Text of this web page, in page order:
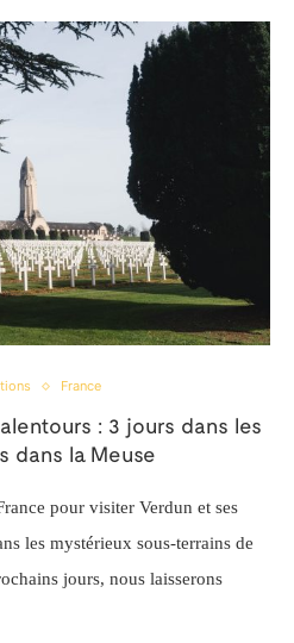
France
: 3 jours dans les
dans la Meuse
pour visiter Verdun et ses
les mystérieux sous-terrains de
jours, nous laisserons